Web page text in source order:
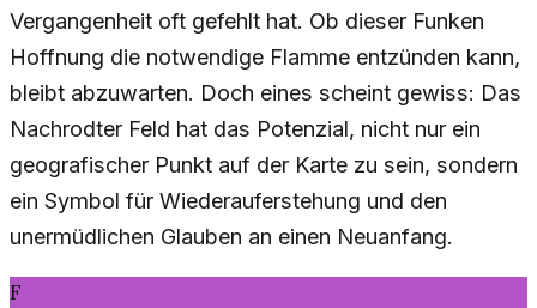
Vergangenheit oft gefehlt hat. Ob dieser Funken
Hoffnung die notwendige Flamme entzünden kann,
bleibt abzuwarten. Doch eines scheint gewiss: Das
Nachrodter Feld hat das Potenzial, nicht nur ein
geografischer Punkt auf der Karte zu sein, sondern
ein Symbol für Wiederauferstehung und den
unermüdlichen Glauben an einen Neuanfang.
F